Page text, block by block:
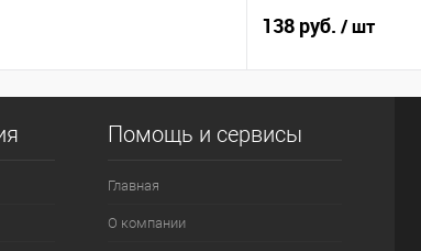
138 руб. / шт
Помощь и сервисы
Главная
О компании